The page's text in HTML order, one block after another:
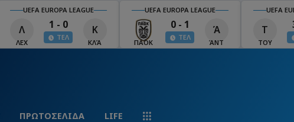
UEFA EUROPA LEAGUE
Λ
ΛΕΧ
1 - 0
ΤΕΛ
Κ
ΚΛΆ
UEFA EUROPA LEAGUE
ΠΑΟΚ
0 - 1
ΤΕΛ
Ά
ΆΝΤ
UEFA
Τ
ΤΟΥ
ΠΡΩΤΟΣΕΛΙΔΑ LIFE